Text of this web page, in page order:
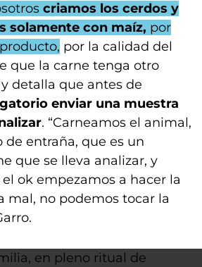
criamos los cerdos y
solamente con maíz, por
por la calidad del
que la carne tenga otro
y detalla que antes de
enviar una muestra
. “Carneamos el animal,
de entraña, que es un
que se lleva analizar, y
ok empezamos a hacer la
mal, no podemos tocar la